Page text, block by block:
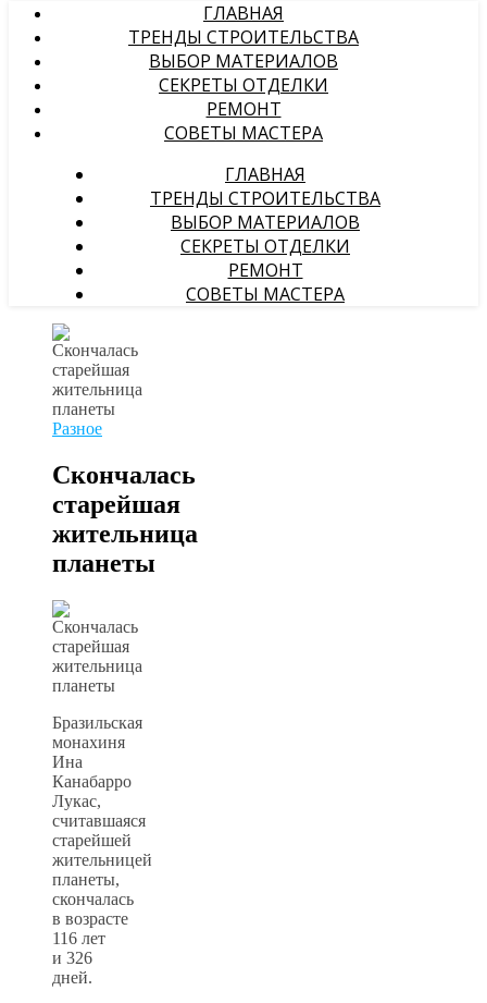
ГЛАВНАЯ
ТРЕНДЫ СТРОИТЕЛЬСТВА
ВЫБОР МАТЕРИАЛОВ
СЕКРЕТЫ ОТДЕЛКИ
РЕМОНТ
СОВЕТЫ МАСТЕРА
ГЛАВНАЯ
ТРЕНДЫ СТРОИТЕЛЬСТВА
ВЫБОР МАТЕРИАЛОВ
СЕКРЕТЫ ОТДЕЛКИ
РЕМОНТ
СОВЕТЫ МАСТЕРА
Разное
Скончалась
старейшая
жительница
планеты
Бразильская
монахиня
Ина
Канабарро
Лукас,
считавшаяся
старейшей
жительницей
планеты,
скончалась
в возрасте
116 лет
и 326
дней.